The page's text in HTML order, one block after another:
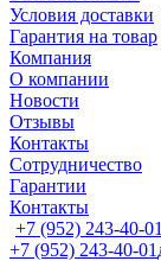
Условия доставки
Гарантия на товар
Компания
О компании
Новости
Отзывы
Контакты
Сотрудничество
Гарантии
Контакты
+7 (952) 243-40-01
+7 (952) 243-40-01